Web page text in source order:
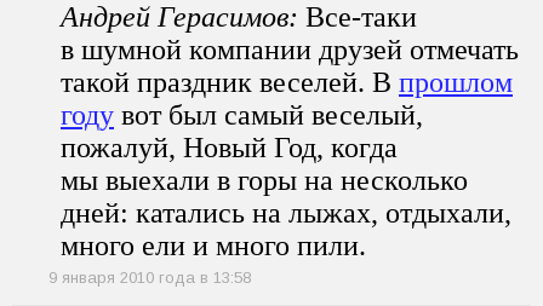
Андрей Герасимов: Все-таки
в шумной компании друзей отмечать
такой праздник веселей. В прошлом
году вот был самый веселый,
пожалуй, Новый Год, когда
мы выехали в горы на несколько
дней: катались на лыжах, отдыхали,
много ели и много пили.
9 января 2010 года в 13:58